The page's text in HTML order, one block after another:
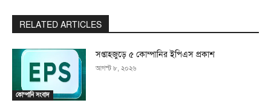
RELATED ARTICLES
কোম্পানি সংবাদ
সপ্তাহজুড়ে ৫ কোম্পানির ইপিএস প্রকাশ
আগস্ট ৮, ২০২৬